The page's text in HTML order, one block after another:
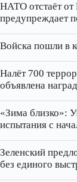
НАТО отстаёт от
предупреждает
Войска пошли в
Налёт 700
объявлена
«Зима близко»:
испытания с
Зеленский
без единого